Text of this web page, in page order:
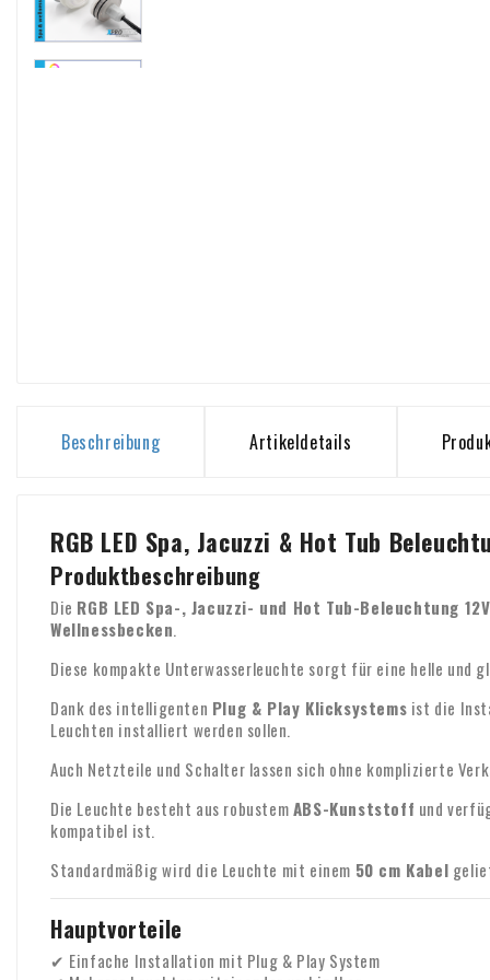
Beschreibung Artikeldetails
RGB LED Spa, Jacuzzi & Hot Tub
Produktbeschreibung
Die RGB LED Spa-, Jacuzzi- und Hot Tub-Beleuchtung 12V
Wellnessbecken.
Diese kompakte Unterwasserleuchte sorgt für eine helle und
Dank des intelligenten Plug & Play Klicksystems ist die
Leuchten installiert werden sollen.
Auch Netzteile und Schalter lassen sich ohne komplizierte
Die Leuchte besteht aus robustemABS-Kunststoff und
kompatibel ist.
Standardmäßig wird die Leuchte mit einem 50 cm Kabel
Hauptvorteile
✔ Einfache Installation mit Plug & Play System